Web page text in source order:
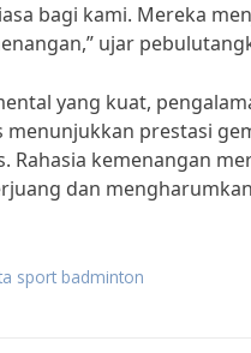
bagi kami. Mereka
ujar
yang kuat,
prestasi
Rahasia kemenangan
dan
sport badminton